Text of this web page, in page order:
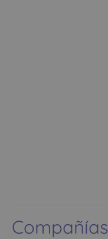
Compañías